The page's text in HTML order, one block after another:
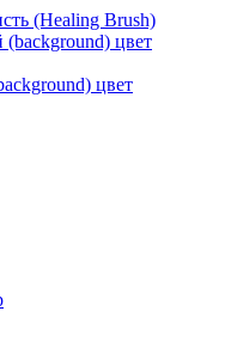
(Healing Brush)
цвет